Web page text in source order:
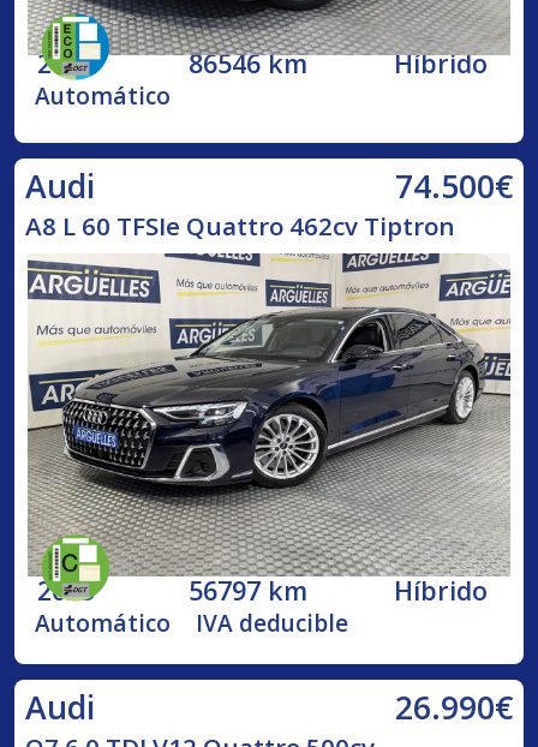
2020 86546 km Híbrido
Automático
Audi 74.500€
A8 L 60 TFSIe Quattro 462cv Tiptron
2023 56797 km Híbrido
Automático IVA deducible
Audi 26.990€